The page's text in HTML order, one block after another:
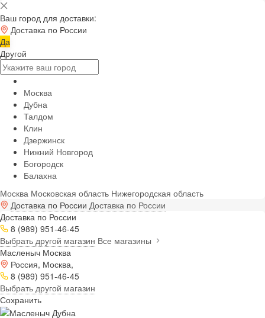
Ваш город для доставки:
Доставка по России
Да
Другой
Москва
Дубна
Талдом
Клин
Дзержинск
Нижний Новгород
Богородск
Балахна
Москва Московская область Нижегородская область
Доставка по России Доставка по России
Доставка по России
8 (989) 951-46-45
Выбрать другой магазин Все магазины
Масленыч Москва
Россия, Москва,
8 (989) 951-46-45
Выбрать другой магазин
Сохранить